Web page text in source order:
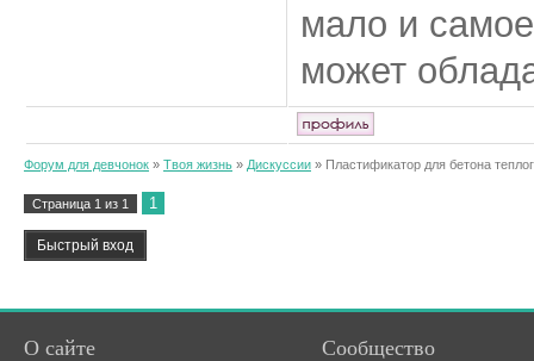
мало и
может
Форум для девчонок » Твоя жизнь » Дискуссии » Пластификатор для бетона
Страница 1 из 1 1
О сайте Сообщество